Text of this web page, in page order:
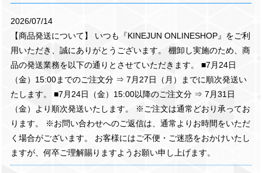
2026/07/14
【商品発送について】 いつも『KINEJUN ONLINESHOP』をご利
用いただき、誠にありがとうございます。 棚卸し実施のため、商
品の発送業務を以下の通りとさせていただきます。 ■7月24日
（金）15:00までのご注文分 ⇒ 7月27日（月）までに順次発送い
たします。 ■7月24日（金）15:00以降のご注文分 ⇒ 7月31日
（金）より順次発送いたします。 ※ご注文は通常どおり承ってお
ります。 ※お問い合わせへのご返信は、通常よりお時間をいただ
く場合がございます。 お客様にはご不便・ご迷惑をおかけいたし
ますが、何卒ご理解賜りますようお願い申し上げます。